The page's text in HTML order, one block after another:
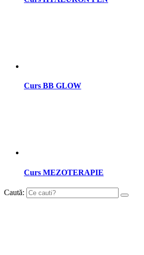
Curs BB GLOW
Curs MEZOTERAPIE
Caută: